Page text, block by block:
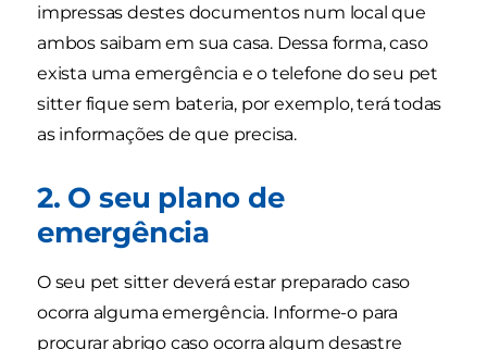
impressas destes documentos num local que
ambos saibam em sua casa. Dessa forma, caso
exista uma emergência e o telefone do seu pet
sitter fique sem bateria, por exemplo, terá todas
as informações de que precisa.
2. O seu plano de
emergência
O seu pet sitter deverá estar preparado caso
ocorra alguma emergência. Informe-o para
procurar abrigo caso ocorra algum desastre